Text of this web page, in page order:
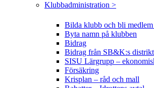
Klubbadministration >
Bilda klubb och bli
Byta namn på klubben
Bidrag
Bidrag från SB&K:s distrikt
SISU Lärgrupp –
Försäkring
Krisplan – råd och mall